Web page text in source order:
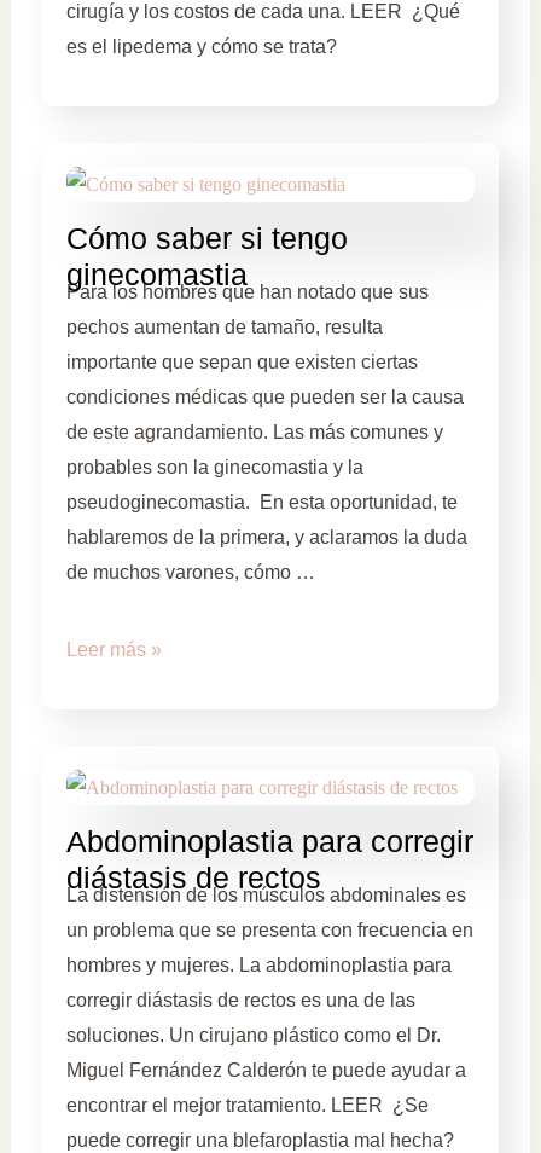
cirugía y los costos de cada una. LEER ¿Qué
es el lipedema y cómo se trata?
Cómo saber si tengo
ginecomastia
Para los hombres que han notado que sus
pechos aumentan de tamaño, resulta
importante que sepan que existen ciertas
condiciones médicas que pueden ser la causa
de este agrandamiento. Las más comunes y
probables son la ginecomastia y la
pseudoginecomastia. En esta oportunidad, te
hablaremos de la primera, y aclaramos la duda
de muchos varones, cómo …
Leer más »
Abdominoplastia para corregir
diástasis de rectos
La distensión de los músculos abdominales es
un problema que se presenta con frecuencia en
hombres y mujeres. La abdominoplastia para
corregir diástasis de rectos es una de las
soluciones. Un cirujano plástico como el Dr.
Miguel Fernández Calderón te puede ayudar a
encontrar el mejor tratamiento. LEER ¿Se
puede corregir una blefaroplastia mal hecha?